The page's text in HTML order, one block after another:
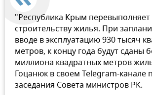
"Республика Крым
строительству жилья. При
вводе в эксплуатацию 930 тысяч
метров, к концу года будут сданы
миллиона квадратных метров
Гоцанюк в своем Telegram-канале
заседания Совета министров РК.